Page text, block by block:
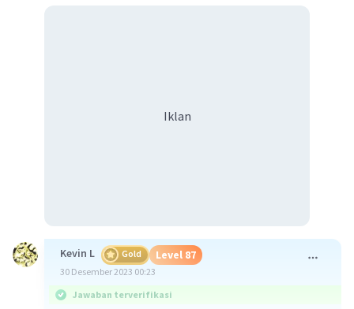
Iklan
Kevin L Gold Level 87
30 Desember 2023 00:23
Jawaban terverifikasi